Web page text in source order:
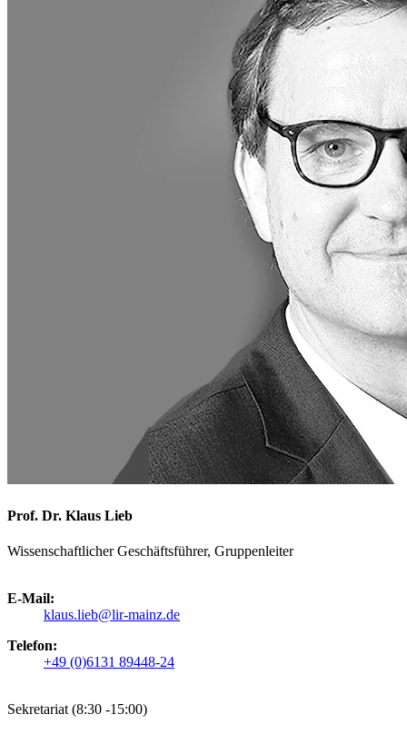
Prof. Dr. Klaus Lieb
Wissenschaftlicher Geschäftsführer, Gruppenleiter
E-Mail:
klaus.lieb@lir-mainz.de
Telefon:
+49 (0)6131 89448-24
Sekretariat (8:30 -15:00)